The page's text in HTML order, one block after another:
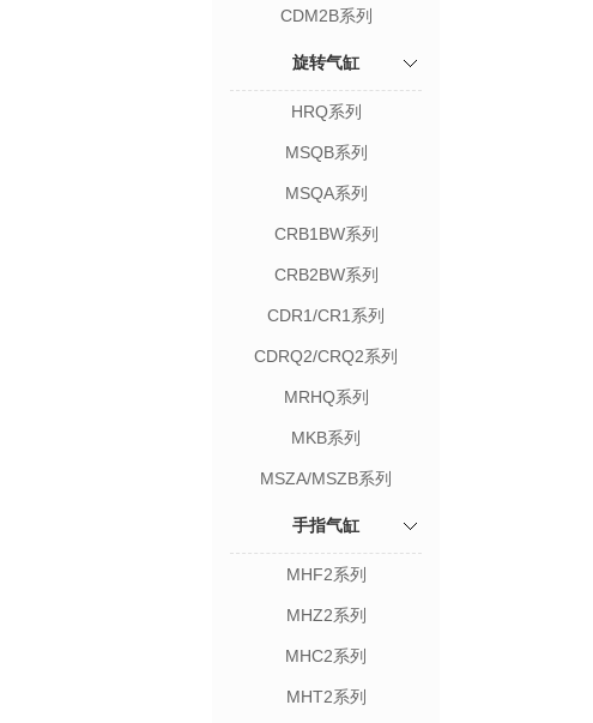
CDM2B系列
旋转气缸
HRQ系列
MSQB系列
MSQA系列
CRB1BW系列
CRB2BW系列
CDR1/CR1系列
CDRQ2/CRQ2系列
MRHQ系列
MKB系列
MSZA/MSZB系列
手指气缸
MHF2系列
MHZ2系列
MHC2系列
MHT2系列